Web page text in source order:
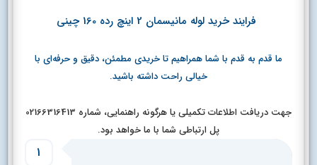
فرایند خرید لوله مانیسمان 2 اینچ رده 160 چینی
ما قدم به قدم با شما همراهیم تا خریدی مطمئن، دقیق و حرفه‌ای با
خیالی راحت داشته باشید.
جهت دریافت اطلاعات تکمیلی یا هرگونه راهنمایی، شماره 02166316413
پل ارتباطی شما با ما خواهد بود.